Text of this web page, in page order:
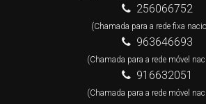
256066752
(Chamada para a rede fixa
963646693
(Chamada para a rede móvel
916632051
(Chamada para a rede móvel